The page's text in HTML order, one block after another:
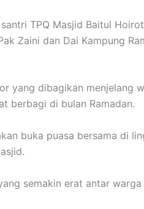
TPQ Masjid Baitul
Zaini dan Dai Kampung
yang dibagikan menjelang
berbagi di bulan Ramadan.
buka puasa bersama di
semakin erat antar